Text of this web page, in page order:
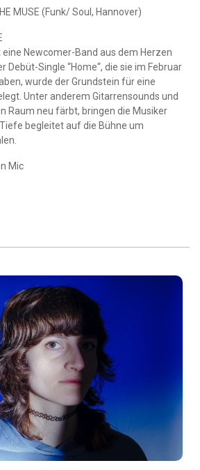
MUSE (Funk/ Soul, Hannover)
Newcomer-Band aus dem Herzen
Debüt-Single “Home“, die sie im Februar
wurde der Grundstein für eine
Unter anderem Gitarrensounds und
Raum neu färbt, bringen die Musiker
begleitet auf die Bühne um
Mic